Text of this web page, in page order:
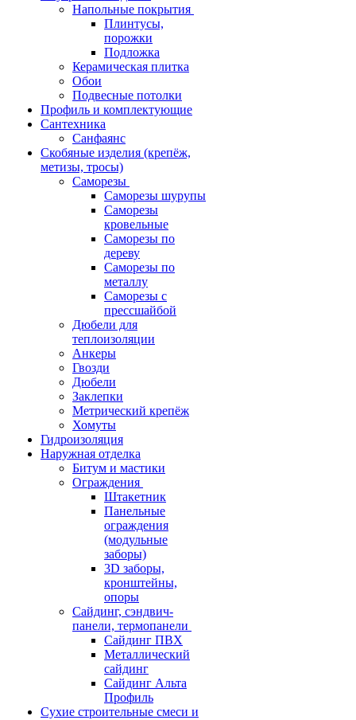
Напольные покрытия
Плинтусы,
порожки
Подложка
Керамическая плитка
Обои
Подвесные потолки
Профиль и комплектующие
Сантехника
Санфаянс
Скобяные изделия (крепёж,
метизы, тросы)
Саморезы
Саморезы шурупы
Саморезы
кровельные
Саморезы по
дереву
Саморезы по
металлу
Саморезы с
прессшайбой
Дюбели для
теплоизоляции
Анкеры
Гвозди
Дюбели
Заклепки
Метрический крепёж
Хомуты
Гидроизоляция
Наружная отделка
Битум и мастики
Ограждения
Штакетник
Панельные
ограждения
(модульные
заборы)
3D заборы,
кронштейны,
опоры
Cайдинг, сэндвич-
панели, термопанели
Сайдинг ПВХ
Металлический
сайдинг
Сайдинг Альта
Профиль
Сухие строительные смеси и